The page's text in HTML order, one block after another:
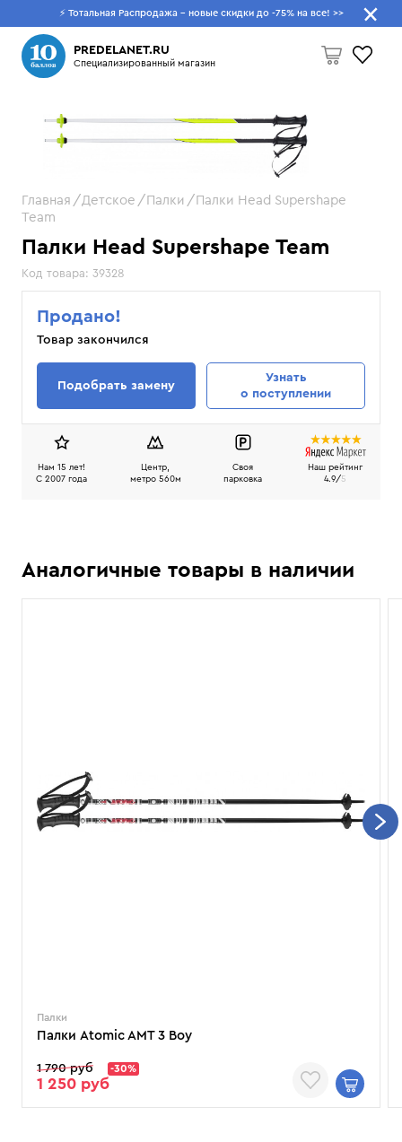
⚡ Тотальная Распродажа - новые скидки до -75% на все! >>
PREDELANET.RU
Специализированный магазин
Пусто
Что будем искать?
Палки Head Supershape Team
Код товара: 39328
Главная Детское Палки
Палки Head Supershape
Team
Продано!
Товар закончился
Подобрать замену
Узнать
о поступлении
Нам 15 лет!
C 2007 года
Центр,
метро 560м
Своя
парковка
Наш рейтинг
4.9/5
Аналогичные товары в наличии
Палки
Палки Atomic AMT 3 Boy
1 790 руб -30%
1 250 руб